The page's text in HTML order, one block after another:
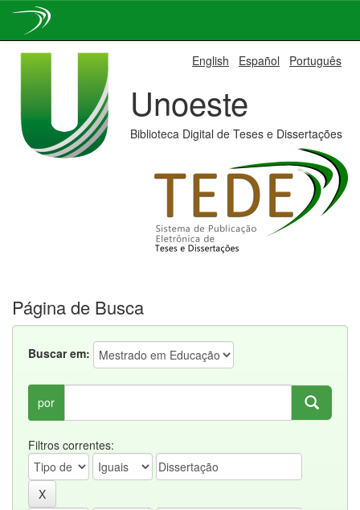
English Español Português
Unoeste
Biblioteca Digital de Teses e Dissertações
Página de Busca
Buscar em:
por
Filtros correntes: